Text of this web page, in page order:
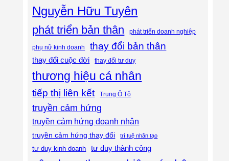
Nguyễn Hữu Tuyên
phát triển bản thân phát triển doanh nghiệp
phụ nữ kinh doanh thay đổi bản thân
thay đổi cuộc đời thay đổi tư duy
thương hiệu cá nhân
tiếp thị liên kết Trung Ô Tô
truyền cảm hứng
truyền cảm hứng doanh nhân
truyền cảm hứng thay đổi trí tuệ nhân tạo
tư duy kinh doanh tư duy thành công